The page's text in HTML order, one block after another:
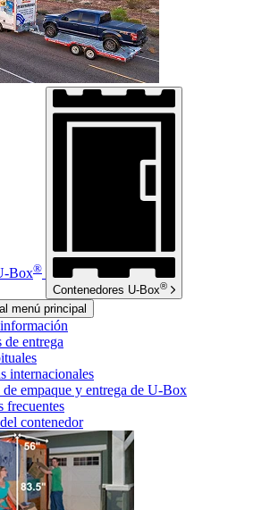
Box®
Contenedores U-Box®
menú principal
de entrega
internacionales
empaque y entrega de U-Box
frecuentes
contenedor